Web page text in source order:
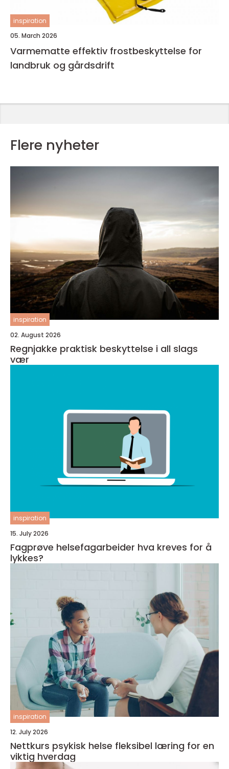
inspiration
05. March 2026
Varmematte effektiv frostbeskyttelse for
landbruk og gårdsdrift
Flere nyheter
inspiration
02. August 2026
Regnjakke praktisk beskyttelse i all slags
vær
inspiration
15. July 2026
Fagprøve helsefagarbeider hva kreves for å
lykkes?
inspiration
12. July 2026
Nettkurs psykisk helse fleksibel læring for en
viktig hverdag